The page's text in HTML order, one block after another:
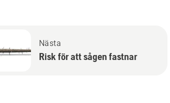
Nästa
Risk för att sågen fastnar